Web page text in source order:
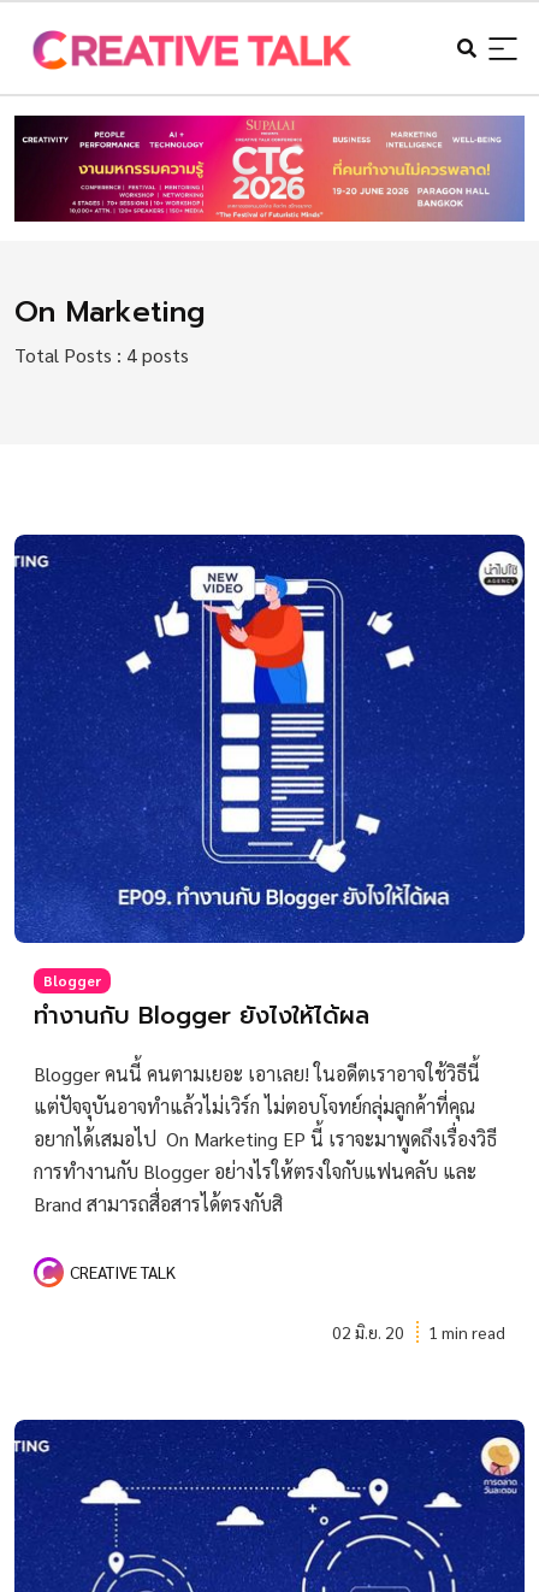
On Marketing
Total Posts : 4 posts
Blogger
ทำงานกับ Blogger ยังไงให้ได้ผล
Blogger คนนี้ คนตามเยอะ เอาเลย! ในอดีตเราอาจใช้วิธีนี้
แต่ปัจจุบันอาจทำแล้วไม่เวิร์ก ไม่ตอบโจทย์กลุ่มลูกค้าที่คุณ
อยากได้เสมอไป On Marketing EP นี้ เราจะมาพูดถึงเรื่องวิธี
การทำงานกับ Blogger อย่างไรให้ตรงใจกับแฟนคลับ และ
Brand สามารถสื่อสารได้ตรงกับสิ
CREATIVE TALK
02 มิ.ย. 20 1 min read